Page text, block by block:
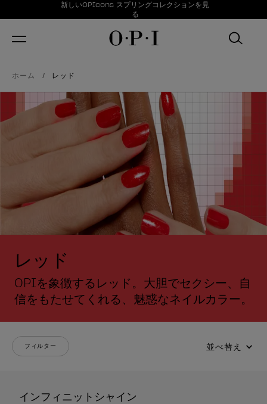
お得情報新しいOPIcons スプリングコレクションを見
る
Item 1 of 1
ホーム レッド
レッド
OPIを象徴するレッド。大胆でセクシー、自
信をもたせてくれる、魅惑なネイルカラー。
フィルター 並べ替え
インフィニットシャイン